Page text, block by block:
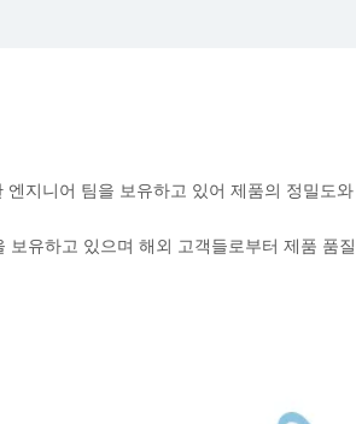
지니어 팀을 보유하고 있어 제품의 정밀도
유하고 있으며 해외 고객들로부터 제품 품